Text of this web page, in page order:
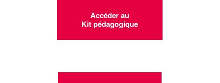
Accéder au
Kit pédagogique